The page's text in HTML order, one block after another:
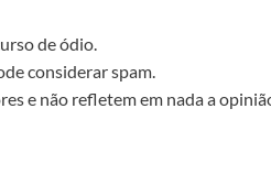
de ódio.
considerar spam.
e não refletem em nada a